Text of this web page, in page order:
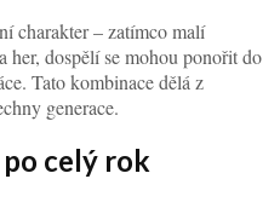
charakter – zatímco malí
her, dospělí se mohou ponořit do
Tato kombinace dělá z
generace.
celý rok